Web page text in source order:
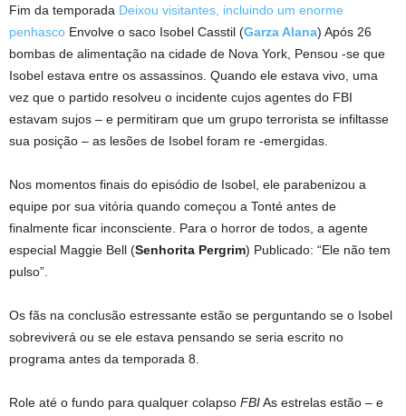
Fim da temporada Deixou visitantes, incluindo um enorme
penhasco Envolve o saco Isobel Casstil (Garza Alana) Após 26
bombas de alimentação na cidade de Nova York, Pensou -se que
Isobel estava entre os assassinos. Quando ele estava vivo, uma
vez que o partido resolveu o incidente cujos agentes do FBI
estavam sujos – e permitiram que um grupo terrorista se infiltasse
sua posição – as lesões de Isobel foram re -emergidas.
Nos momentos finais do episódio de Isobel, ele parabenizou a
equipe por sua vitória quando começou a Tonté antes de
finalmente ficar inconsciente. Para o horror de todos, a agente
especial Maggie Bell (Senhorita Pergrim) Publicado: “Ele não tem
pulso”.
Os fãs na conclusão estressante estão se perguntando se o Isobel
sobreviverá ou se ele estava pensando se seria escrito no
programa antes da temporada 8.
Role até o fundo para qualquer colapso FBIAs estrelas estão – e